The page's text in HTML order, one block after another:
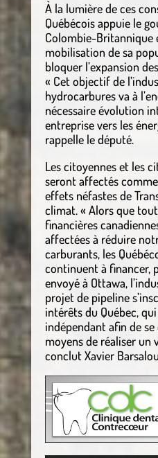
À la lumière de ces
Québécois appuie le
Colombie-Britannique
mobilisation de sa
bloquer l’expansion
« Cet objectif de
hydrocarbures va à
nécessaire évolution
entreprise vers les
rappelle le député.
Les citoyennes et les
seront affectés
effets néfastes de
climat. « Alors que
financières
affectées à réduire
carburants, les
continuent à financer,
envoyé à Ottawa,
projet de pipeline
intérêts du Québec,
indépendant afin de
moyens de réaliser un
conclut Xavier